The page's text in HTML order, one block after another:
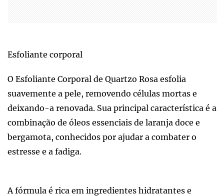
Esfoliante corporal
O Esfoliante Corporal de Quartzo Rosa esfolia
suavemente a pele, removendo células mortas e
deixando-a renovada. Sua principal característica é a
combinação de óleos essenciais de laranja doce e
bergamota, conhecidos por ajudar a combater o
estresse e a fadiga.
A fórmula é rica em ingredientes hidratantes e